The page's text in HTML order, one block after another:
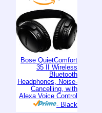
Bose QuietComfort
35 II Wireless
Bluetooth
Headphones, Noise-
Cancelling, with
Alexa Voice Control
- Black